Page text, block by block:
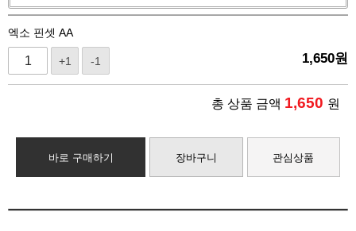
엑소 핀셋 AA
+1 -1 1,650원
총 상품 금액 1,650 원
바로 구매하기 장바구니 관심상품